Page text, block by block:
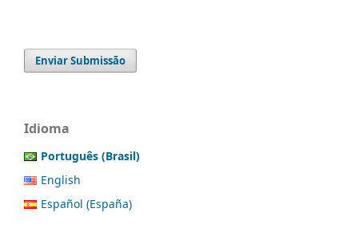
Enviar Submissão
Idioma
Português (Brasil)
English
Español (España)